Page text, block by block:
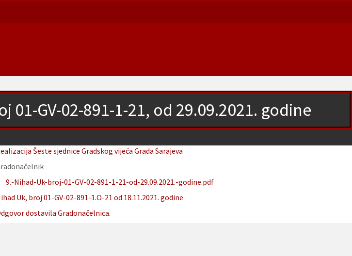
01-GV-02-891-1-21, od 29.09.2021. godine
Šeste sjednice Gradskog vijeća Grada Sarajeva
9.-Nihad-Uk-broj-01-GV-02-891-1-21-od-29.09.2021.-godine.pdf
Uk, broj 01-GV-02-891-1.O-21 od 18.11.2021. godine
dostavila Gradonačelnica.